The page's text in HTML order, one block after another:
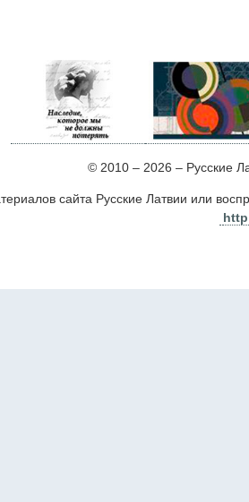
© 2010 – 2026 – Русские
сайта Русские Латвии или